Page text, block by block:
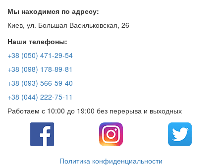
Мы находимся по адресу:
Киев, ул. Большая Васильковская, 26
Наши телефоны:
+38 (050) 471-29-54
+38 (098) 178-89-81
+38 (093) 566-59-40
+38 (044) 222-75-11
Работаем с 10:00 до 19:00 без перерыва и выходных
Политика конфиденциальности